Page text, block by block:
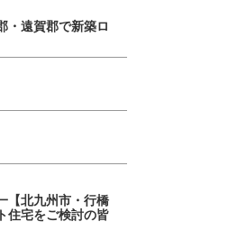
・遠賀郡で新築ロ
【北九州市・行橋
住宅をご検討の皆